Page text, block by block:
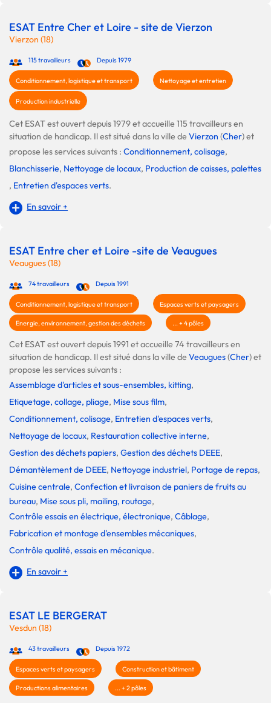
ESAT Entre Cher et Loire - site de Vierzon
Vierzon (18)
115 travailleurs Depuis 1979
Conditionnement, logistique et transport Nettoyage et entretien
Production industrielle
Cet ESAT est ouvert depuis 1979 et accueille 115 travailleurs en
situation de handicap. Il est situé dans la ville deVierzon (Cher) et
propose les services suivants : Conditionnement, colisage,
Blanchisserie, Nettoyage de locaux, Production de caisses, palettes
, Entretien d'espaces verts.
En savoir +
ESAT Entre cher et Loire -site de Veaugues
Veaugues (18)
74 travailleurs Depuis 1991
Conditionnement, logistique et transport Espaces verts et paysagers
Energie, environnement, gestion des déchets ... + 4 pôles
Cet ESAT est ouvert depuis 1991 et accueille 74 travailleurs en
situation de handicap. Il est situé dans la ville deVeaugues(Cher) et
propose les services suivants :
Assemblage d'articles et sous-ensembles, kitting,
Etiquetage, collage, pliage, Mise sous film,
Conditionnement, colisage, Entretien d'espaces verts,
Nettoyage de locaux, Restauration collective interne,
Gestion des déchets papiers, Gestion des déchets DEEE,
Démantèlement de DEEE, Nettoyage industriel, Portage de repas,
Cuisine centrale, Confection et livraison de paniers de fruits au
bureau, Mise sous pli, mailing, routage,
Contrôle essais en électrique, électronique, Câblage,
Fabrication et montage d'ensembles mécaniques,
Contrôle qualité, essais en mécanique.
En savoir +
ESAT LE BERGERAT
Vesdun (18)
43 travailleurs Depuis 1972
Espaces verts et paysagers Construction et bâtiment
Productions alimentaires ... + 2 pôles